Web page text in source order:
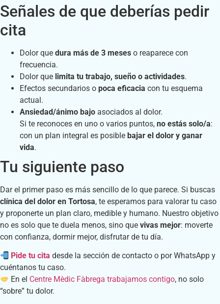
Señales de que deberías pedir
cita
Dolor que dura más de 3 meses o reaparece con
frecuencia.
Dolor que limita tu trabajo, sueño o actividades.
Efectos secundarios o poca eficacia con tu esquema
actual.
Ansiedad/ánimo bajo asociados al dolor.
Si te reconoces en uno o varios puntos, no estás solo/a:
con un plan integral es posible bajar el dolor y ganar
vida.
Tu siguiente paso
Dar el primer paso es más sencillo de lo que parece. Si buscas
clínica del dolor en Tortosa, te esperamos para valorar tu caso
y proponerte un plan claro, medible y humano. Nuestro objetivo
no es solo que te duela menos, sino que vivas mejor: moverte
con confianza, dormir mejor, disfrutar de tu día.
Pide tu cita desde la sección de contacto o por WhatsApp y
cuéntanos tu caso.
En el Centre Mèdic Fàbrega trabajamos contigo, no solo
“sobre” tu dolor.